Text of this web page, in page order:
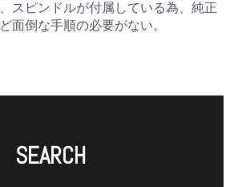
スピンドルが付属している為、純正
面倒な手順の必要がない。
SEARCH